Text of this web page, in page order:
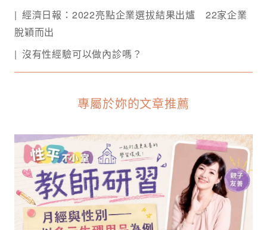
經濟日報：2022亮點企業選拔結果出爐 22家企業
脫穎而出
沒有性經驗可以做內診嗎？
專屬於妳的文章推薦